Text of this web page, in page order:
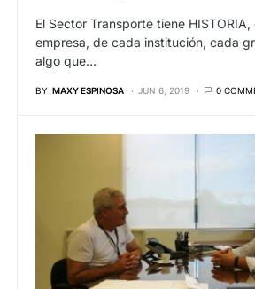
El Sector Transporte tiene
empresa, de cada institución, cada
algo que…
BY MAXY ESPINOSA JUN 6, 2019 0